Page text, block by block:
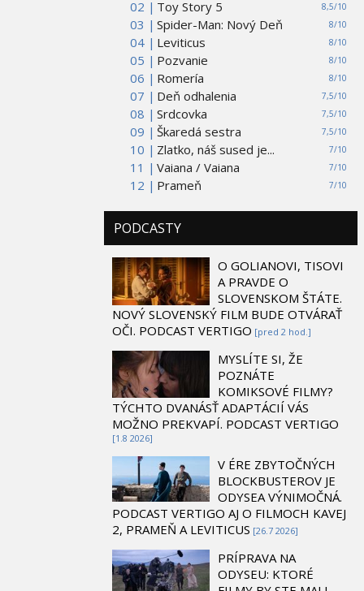
02 |
8,5/10
Toy Story 5
03 |
8/10
Spider-Man: Nový Deň
04 |
8/10
Leviticus
05 |
8/10
Pozvanie
06 |
8/10
Romería
07 |
7,5/10
Deň odhalenia
08 |
7,5/10
Srdcovka
09 |
7,5/10
Škaredá sestra
10 |
7/10
Zlatko, náš sused je...
11 |
7/10
Vaiana / Vaiana
12 |
7/10
Prameň
PODCASTY
O GOLIANOVI, TISOVI
A PRAVDE O
SLOVENSKOM ŠTÁTE.
NOVÝ SLOVENSKÝ FILM BUDE OTVÁRAŤ
OČI. PODCAST VERTIGO [pred 2 hod.]
MYSLÍTE SI, ŽE
POZNÁTE
KOMIKSOVÉ FILMY?
TÝCHTO DVANÁSŤ ADAPTÁCIÍ VÁS
MOŽNO PREKVAPÍ. PODCAST VERTIGO
[1.8 2026]
V ÉRE ZBYTOČNÝCH
BLOCKBUSTEROV JE
ODYSEA VÝNIMOČNÁ.
PODCAST VERTIGO AJ O FILMOCH KAVEJ
2, PRAMEŇ A LEVITICUS [26.7 2026]
PRÍPRAVA NA
ODYSEU: KTORÉ